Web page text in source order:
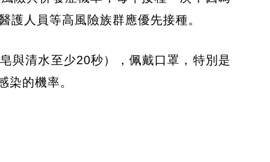
護人員等高風險族群應優先接種。
與清水至少20秒），佩戴口罩，特別是
染的機率。